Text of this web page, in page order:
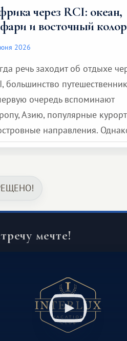
через RCI: океан,
и восточный
2026
речь заходит об отдыхе
большинство
очередь вспоминают
Азию, популярные
направления.
обменной системы
— континент, который
подарить совершенно
мечте!